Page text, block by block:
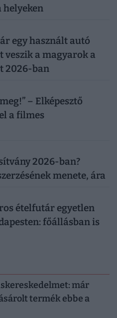
helyeken
egy használt autó
veszik a magyarok a
2026-ban
– Elképesztő
a filmes
2026-ban?
menete, ára
ételfutár egyetlen
főállásban is
már
termék ebbe a